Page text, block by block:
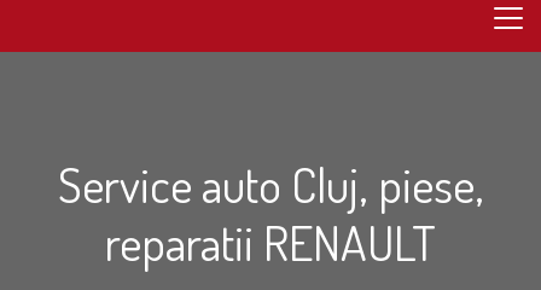
Service auto Cluj, piese,
reparatii RENAULT